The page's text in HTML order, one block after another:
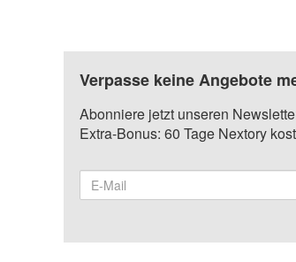
Verpasse keine Angebote
Abonniere jetzt unseren
Extra-Bonus: 60 Tage Nextory